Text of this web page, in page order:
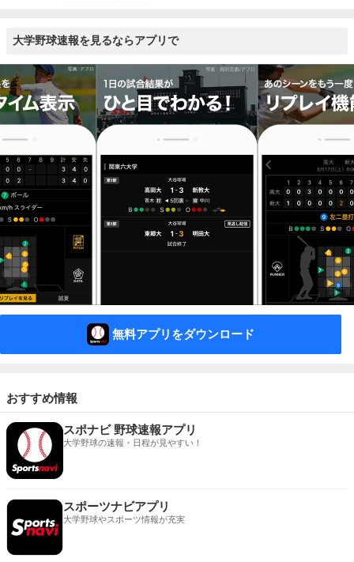
大学野球速報を見るならアプリで
無料アプリをダウンロード
おすすめ情報
スポナビ 野球速報アプリ
大学野球の速報・日程が見やすい！
スポーツナビアプリ
大学野球やスポーツ情報が充実